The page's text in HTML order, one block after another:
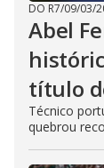
DO R7/09/03/
Abel
título
Técnico
quebrou